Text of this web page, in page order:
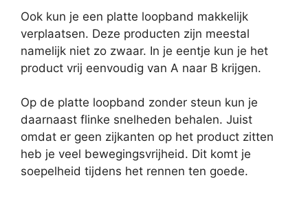
Ook kun je een platte loopband makkelijk
verplaatsen. Deze producten zijn meestal
namelijk niet zo zwaar. In je eentje kun je het
product vrij eenvoudig van A naar B krijgen.
Op de platte loopband zonder steun kun je
daarnaast flinke snelheden behalen. Juist
omdat er geen zijkanten op het product zitten
heb je veel bewegingsvrijheid. Dit komt je
soepelheid tijdens het rennen ten goede.